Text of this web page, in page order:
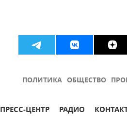
ПОЛИТИКА ОБЩЕСТВО
ПРЕСС-ЦЕНТР РАДИО